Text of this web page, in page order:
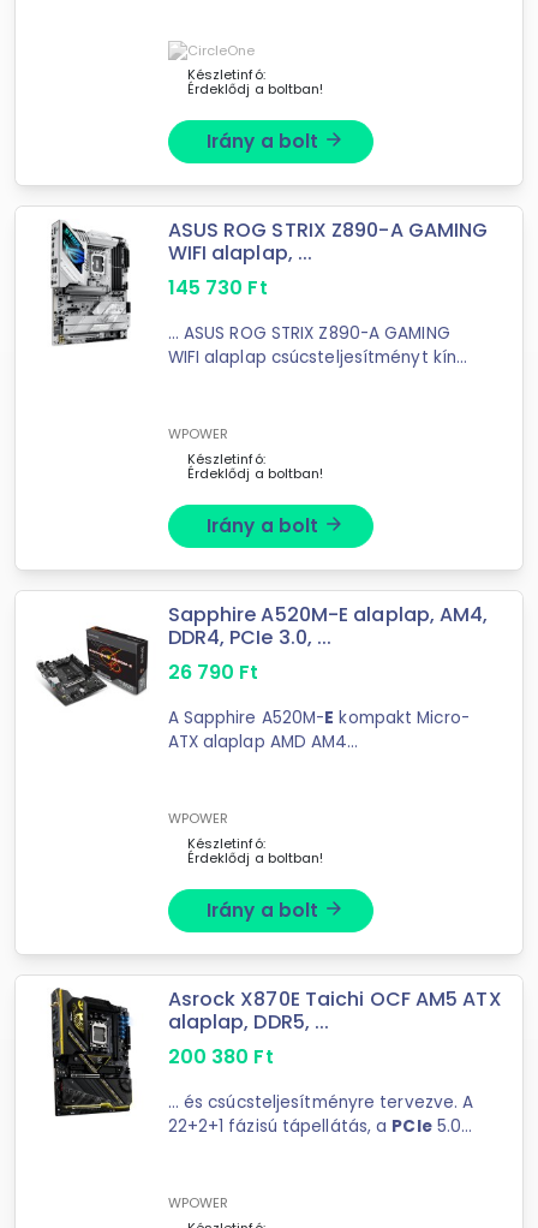
Készletinfó:
Érdeklődj a boltban!
Irány a bolt arrow_forward
ASUS ROG STRIX Z890-A GAMING
WIFI alaplap, ...
145 730 Ft
... ASUS ROG STRIX Z890-A GAMING
WIFI alaplap csúcsteljesítményt kínál
WPOWER
Készletinfó:
Érdeklődj a boltban!
Irány a bolt arrow_forward
Sapphire A520M-E alaplap, AM4,
DDR4, PCIe 3.0, ...
26 790 Ft
A Sapphire A520M-E kompakt Micro-
ATX alaplap AMD AM4
bővítéssel és Gigabit LAN
kapcsolattal. Megbízható alap ...
WPOWER
Készletinfó:
Érdeklődj a boltban!
Irány a bolt arrow_forward
Asrock X870E Taichi OCF AM5 ATX
alaplap, DDR5, ...
200 380 Ft
... és csúcsteljesítményre tervezve. A
22+2+1 fázisú tápellátás, a PCIe5.0
WPOWER